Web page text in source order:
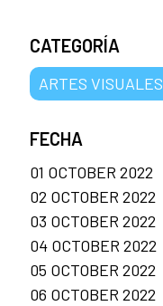
CATEGORÍA
ARTES VISUALES
FECHA
01 OCTOBER 2022
02 OCTOBER 2022
03 OCTOBER 2022
04 OCTOBER 2022
05 OCTOBER 2022
06 OCTOBER 2022